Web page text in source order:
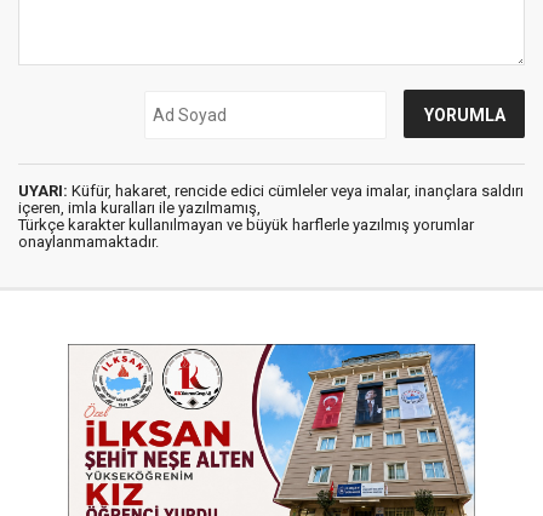
UYARI: Küfür, hakaret, rencide edici cümleler veya imalar, inançlara saldırı
içeren, imla kuralları ile yazılmamış,
Türkçe karakter kullanılmayan ve büyük harflerle yazılmış yorumlar
onaylanmamaktadır.